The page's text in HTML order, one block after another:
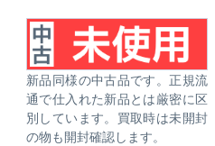
新品同様の中古品です。正規流
通で仕入れた新品とは厳密に区
別しています。買取時は未開封
の物も開封確認します。